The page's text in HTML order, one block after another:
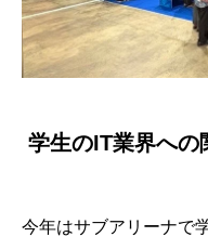
学生のIT業界への
今年はサブアリーナで